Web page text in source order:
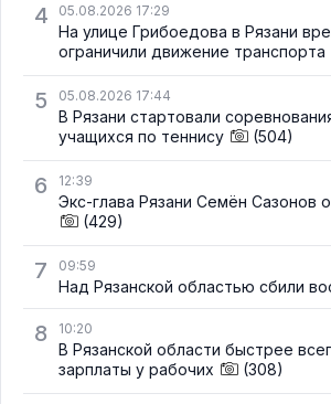
4 05.08.2026 17:29
На улице Грибоедова в Рязани
ограничили движение транспорта
5 05.08.2026 17:44
В Рязани стартовали
учащихся по теннису
(504)
6 12:39
Экс-глава Рязани Семён Сазонов
(429)
7 09:59
Над Рязанской областью сбили
8 10:20
В Рязанской области быстрее
зарплаты у рабочих
(308)